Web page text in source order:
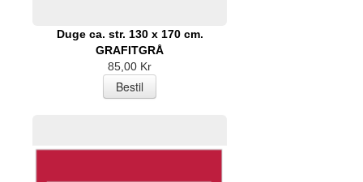
Duge ca. str. 130 x 170 cm.
GRAFITGRÅ
85,00 Kr